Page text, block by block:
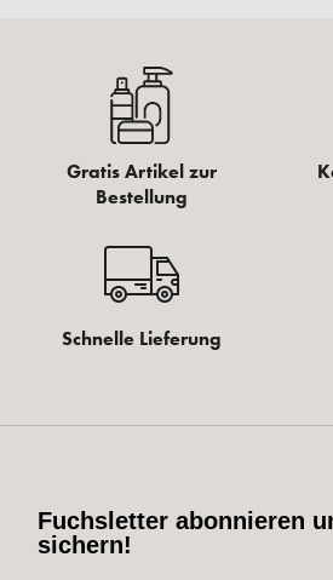
Gratis Artikel zur
Bestellung
Schnelle Lieferung
Fuchsletter abonnieren
sichern!